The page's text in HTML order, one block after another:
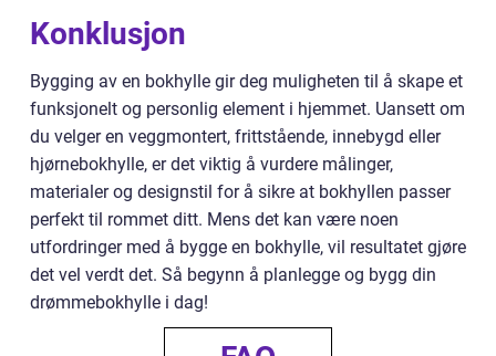
Konklusjon
Bygging av en bokhylle gir deg muligheten til å skape et
funksjonelt og personlig element i hjemmet. Uansett om
du velger en veggmontert, frittstående, innebygd eller
hjørnebokhylle, er det viktig å vurdere målinger,
materialer og designstil for å sikre at bokhyllen passer
perfekt til rommet ditt. Mens det kan være noen
utfordringer med å bygge en bokhylle, vil resultatet gjøre
det vel verdt det. Så begynn å planlegge og bygg din
drømmebokhylle i dag!